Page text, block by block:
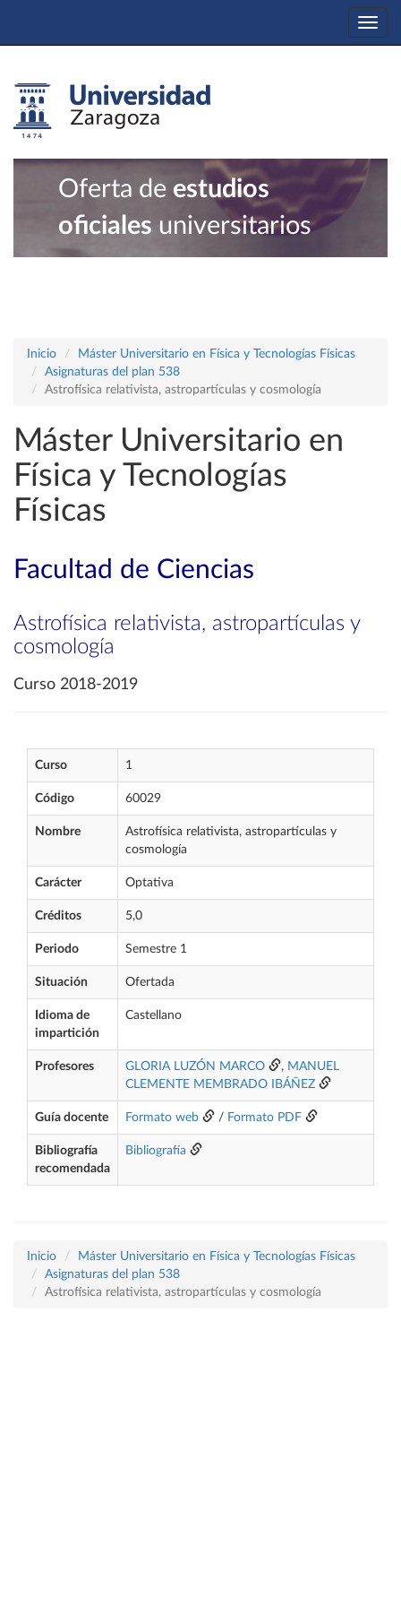
Oferta de estudios
oficiales universitarios
Inicio
Máster Universitario en Física y Tecnologías Físicas
Asignaturas del plan 538
Astrofísica relativista, astropartículas y cosmología
Máster Universitario en
Física y Tecnologías
Físicas
Facultad de Ciencias
Astrofísica relativista, astropartículas y
cosmología
Curso 2018-2019
Curso 1
Código 60029
Nombre
Astrofísica relativista, astropartículas y
cosmología
Carácter Optativa
Créditos 5,0
Periodo Semestre 1
Situación Ofertada
Idioma de
impartición
Castellano
Profesores GLORIA LUZÓN MARCO , MANUEL
CLEMENTE MEMBRADO IBÁÑEZ
Guía docente Formato web / Formato PDF
Bibliografía
recomendada
Bibliografía
Inicio
Máster Universitario en Física y Tecnologías Físicas
Asignaturas del plan 538
Astrofísica relativista, astropartículas y cosmología